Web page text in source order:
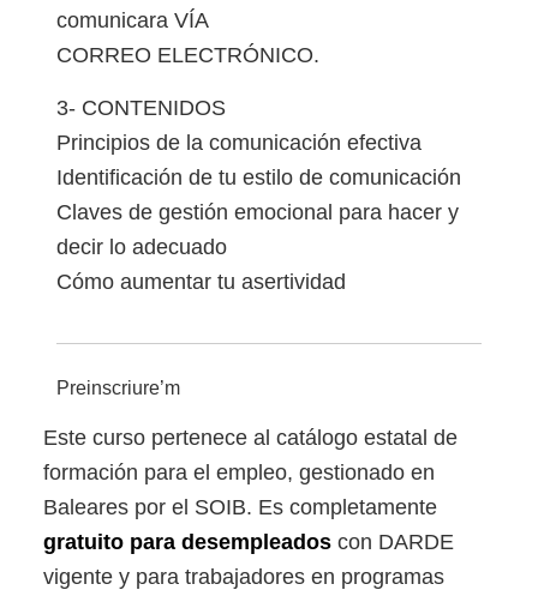
comunicara VÍA
CORREO ELECTRÓNICO.
3- CONTENIDOS
Principios de la comunicación efectiva
Identificación de tu estilo de comunicación
Claves de gestión emocional para hacer y
decir lo adecuado
Cómo aumentar tu asertividad
Preinscriure’m
Este curso pertenece al catálogo estatal de
formación para el empleo, gestionado en
Baleares por el SOIB. Es completamente
gratuito para desempleadoscon DARDE
vigente y para trabajadores en programas